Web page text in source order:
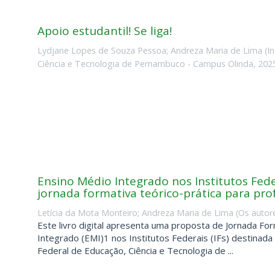
Apoio estudantil! Se liga!
Lydjane Lopes de Souza Pessoa; Andreza Maria de Lima (
Ciência e Tecnologia de Pernambuco - Campus Olinda,
Ensino Médio Integrado nos Institutos
jornada formativa teórico-prática para
Letícia da Mota Monteiro; Andreza Maria de Lima (Os
Este livro digital apresenta uma proposta de Jornada
Integrado (EMI)1 nos Institutos Federais (IFs)
Federal de Educação, Ciência e Tecnologia de ...